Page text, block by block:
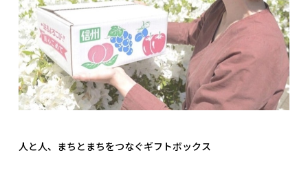
人と人、まちとまちをつなぐギフトボックス